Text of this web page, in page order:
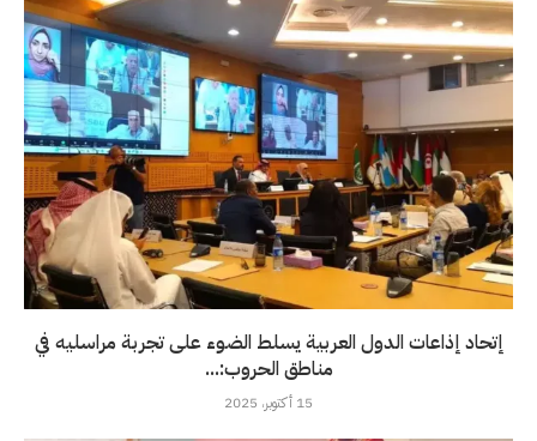
إتحاد إذاعات الدول العربية يسلط الضوء على تجربة مراسليه في
مناطق الحروب:...
15 أكتوبر، 2025